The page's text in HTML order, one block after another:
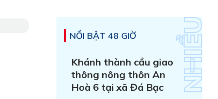
NỔI BẬT 48 GIỜ
Khánh thành cầu giao
thông nông thôn An
Hoà 6 tại xã Đá Bạc